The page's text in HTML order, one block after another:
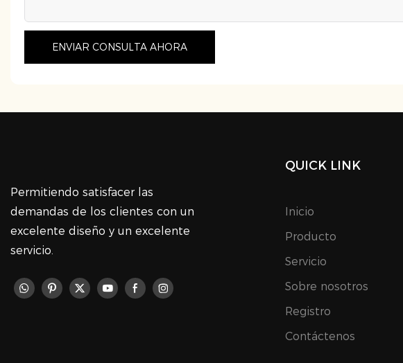
ENVIAR CONSULTA AHORA
Permitiendo satisfacer las
demandas de los clientes con un
excelente diseño y un excelente
servicio.
QUICK LINK
Inicio
Producto
Servicio
Sobre nosotros
Registro
Contáctenos